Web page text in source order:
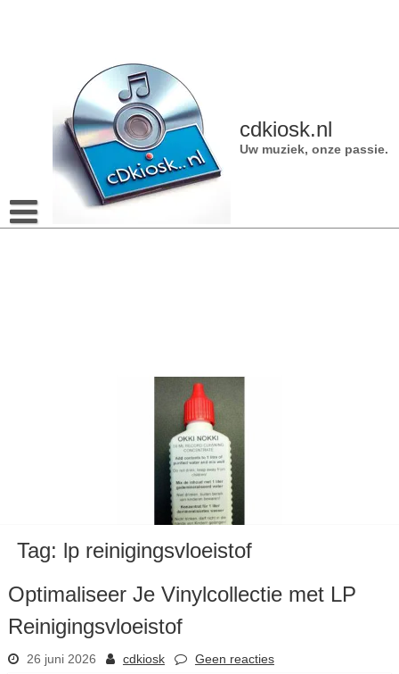
cdkiosk.nl
Uw muziek, onze passie.
Tag: lp reinigingsvloeistof
Optimaliseer Je Vinylcollectie met LP
Reinigingsvloeistof
26 juni 2026 cdkiosk Geen reacties